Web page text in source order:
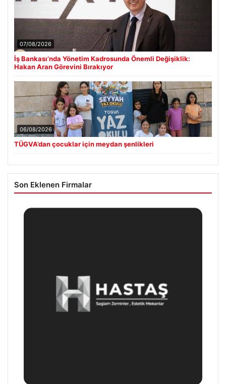
07/08/2026
İş Bankası’nda Yönetim Kadrosunda Önemli Değişiklik:
Hakan Aran Görevini Bırakıyor
06/08/2026
TÜGVA’dan çocuklar için meydan şenlikleri
Son Eklenen Firmalar